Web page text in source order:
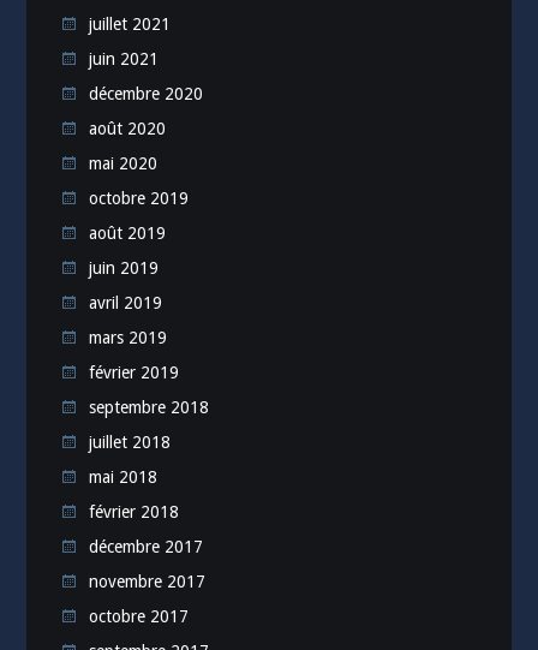
juillet 2021
juin 2021
décembre 2020
août 2020
mai 2020
octobre 2019
août 2019
juin 2019
avril 2019
mars 2019
février 2019
septembre 2018
juillet 2018
mai 2018
février 2018
décembre 2017
novembre 2017
octobre 2017